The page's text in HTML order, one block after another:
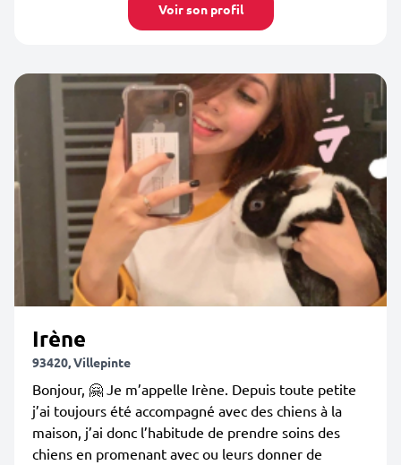
Voir son profil
Irène
93420, Villepinte
Bonjour, 🤗 Je m’appelle Irène. Depuis toute petite
j’ai toujours été accompagné avec des chiens à la
maison, j’ai donc l’habitude de prendre soins des
chiens en promenant avec ou leurs donner de